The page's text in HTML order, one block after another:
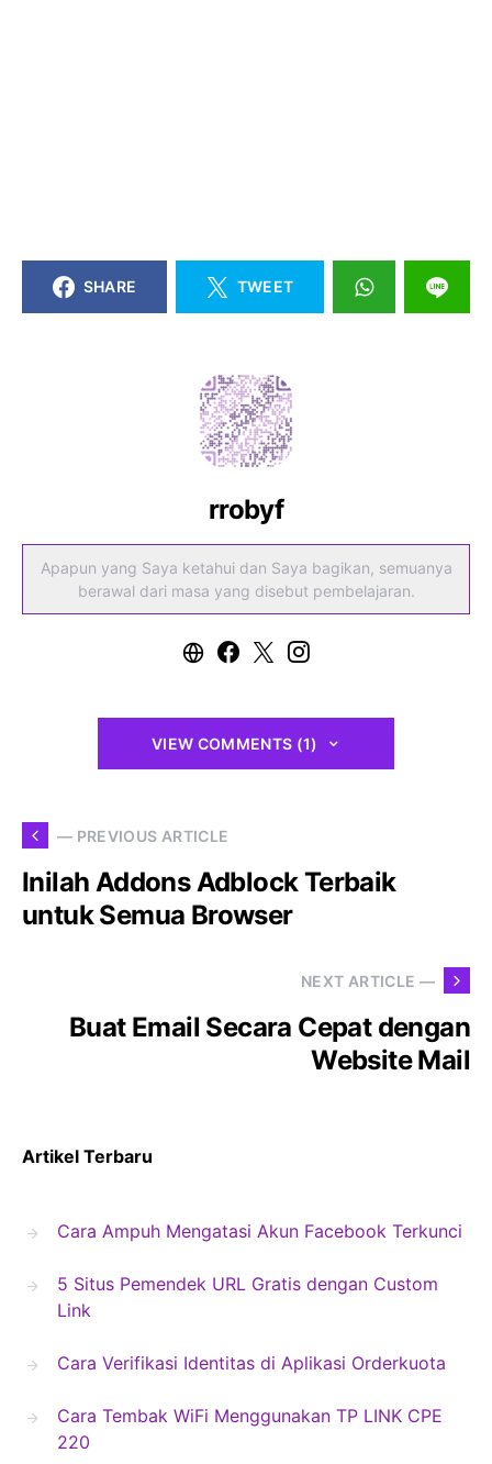
SHARE TWEET
rrobyf
Apapun yang Saya ketahui dan Saya bagikan, semuanya
berawal dari masa yang disebut pembelajaran.
VIEW COMMENTS (1)
— PREVIOUS ARTICLE
Inilah Addons Adblock Terbaik
untuk Semua Browser
NEXT ARTICLE —
Buat Email Secara Cepat dengan
Website Mail
Artikel Terbaru
Cara Ampuh Mengatasi Akun Facebook Terkunci
5 Situs Pemendek URL Gratis dengan Custom
Link
Cara Verifikasi Identitas di Aplikasi Orderkuota
Cara Tembak WiFi Menggunakan TP LINK CPE
220